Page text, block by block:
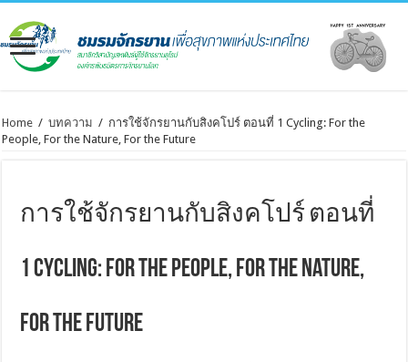
Home / บทความ / การใช้จักรยานกับสิงคโปร์ ตอนที่ 1 Cycling: For the
People, For the Nature, For the Future
การใช้จักรยานกับสิงคโปร์ ตอนที่
1 Cycling: For the People, For the Nature,
For the Future